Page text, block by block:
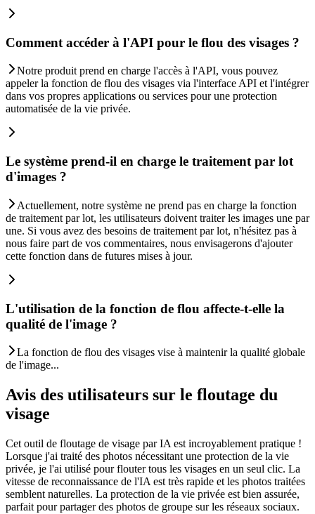
Comment accéder à l'API pour le flou des visages ?
Notre produit prend en charge l'accès à l'API, vous pouvez
appeler la fonction de flou des visages via l'interface API et l'intégrer
dans vos propres applications ou services pour une protection
automatisée de la vie privée.
Le système prend-il en charge le traitement par lot
d'images ?
Actuellement, notre système ne prend pas en charge la fonction
de traitement par lot, les utilisateurs doivent traiter les images une par
une. Si vous avez des besoins de traitement par lot, n'hésitez pas à
nous faire part de vos commentaires, nous envisagerons d'ajouter
cette fonction dans de futures mises à jour.
L'utilisation de la fonction de flou affecte-t-elle la
qualité de l'image ?
La fonction de flou des visages vise à maintenir la qualité globale
de l'image...
Avis des utilisateurs sur le floutage du
visage
Cet outil de floutage de visage par IA est incroyablement pratique !
Lorsque j'ai traité des photos nécessitant une protection de la vie
privée, je l'ai utilisé pour flouter tous les visages en un seul clic. La
vitesse de reconnaissance de l'IA est très rapide et les photos traitées
semblent naturelles. La protection de la vie privée est bien assurée,
parfait pour partager des photos de groupe sur les réseaux sociaux.